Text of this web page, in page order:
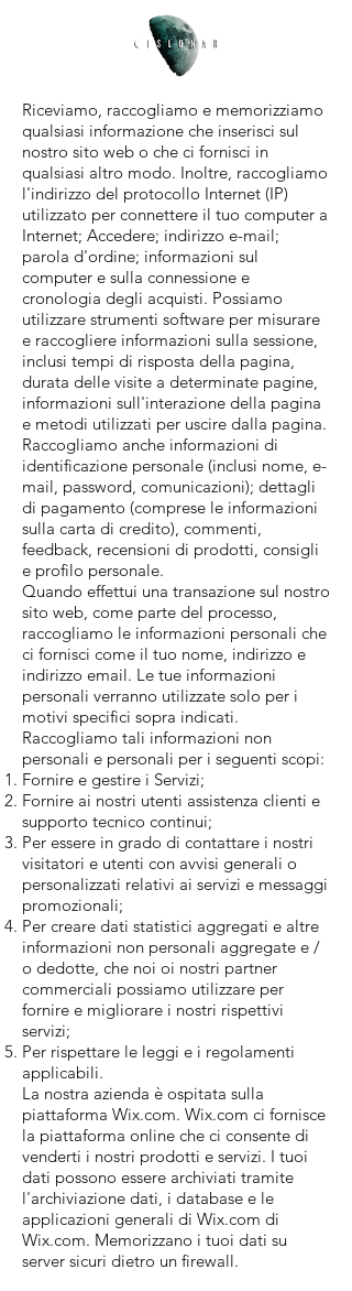
Riceviamo, raccogliamo e memorizziamo
qualsiasi informazione che inserisci sul
nostro sito web o che ci fornisci in
qualsiasi altro modo. Inoltre, raccogliamo
l'indirizzo del protocollo Internet (IP)
utilizzato per connettere il tuo computer a
Internet; Accedere; indirizzo e-mail;
parola d'ordine; informazioni sul
computer e sulla connessione e
cronologia degli acquisti. Possiamo
utilizzare strumenti software per misurare
e raccogliere informazioni sulla sessione,
inclusi tempi di risposta della pagina,
durata delle visite a determinate pagine,
informazioni sull'interazione della pagina
e metodi utilizzati per uscire dalla pagina.
Raccogliamo anche informazioni di
identificazione personale (inclusi nome, e-
mail, password, comunicazioni); dettagli
di pagamento (comprese le informazioni
sulla carta di credito), commenti,
feedback, recensioni di prodotti, consigli
e profilo personale.
Quando effettui una transazione sul nostro
sito web, come parte del processo,
raccogliamo le informazioni personali che
ci fornisci come il tuo nome, indirizzo e
indirizzo email. Le tue informazioni
personali verranno utilizzate solo per i
motivi specifici sopra indicati.
Raccogliamo tali informazioni non
personali e personali per i seguenti scopi:
Fornire e gestire i Servizi;
Fornire ai nostri utenti assistenza clienti e
supporto tecnico continui;
Per essere in grado di contattare i nostri
visitatori e utenti con avvisi generali o
personalizzati relativi ai servizi e messaggi
promozionali;
Per creare dati statistici aggregati e altre
informazioni non personali aggregate e /
o dedotte, che noi oi nostri partner
commerciali possiamo utilizzare per
fornire e migliorare i nostri rispettivi
servizi;
Per rispettare le leggi e i regolamenti
applicabili.
La nostra azienda è ospitata sulla
piattaforma Wix.com. Wix.com ci fornisce
la piattaforma online che ci consente di
venderti i nostri prodotti e servizi. I tuoi
dati possono essere archiviati tramite
l'archiviazione dati, i database e le
applicazioni generali di Wix.com di
Wix.com. Memorizzano i tuoi dati su
server sicuri dietro un firewall.